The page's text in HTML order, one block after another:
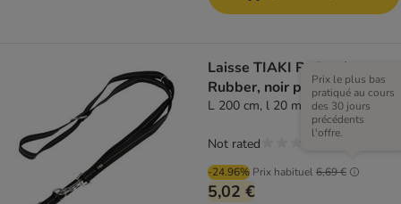
Laisse TIAKI Reflective
Rubber, noir pour chien
L 200 cm, l 20 mm
-24.96% Prix habituel6,69 €
Prix le plus bas
pratiqué au cours
des 30 jours
précédents
l'offre.
5,02 €
Not rated